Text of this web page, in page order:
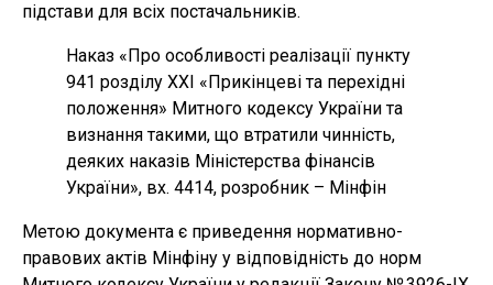
підстави для всіх постачальників.
Наказ «Про особливості реалізації пункту
941 розділу XXI «Прикінцеві та перехідні
положення» Митного кодексу України та
визнання такими, що втратили чинність,
деяких наказів Міністерства фінансів
України», вх. 4414, розробник – Мінфін
Метою документа є приведення нормативно-
правових актів Мінфіну у відповідність до норм